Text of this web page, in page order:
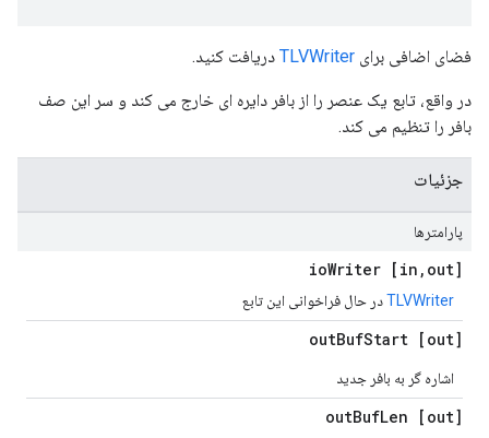
فضای اضافی برای TLVWriter دریافت کنید.
در واقع، تابع یک عنصر را از بافر دایره ای خارج می کند و سر این صف
بافر را تنظیم می کند.
جزئیات
پارامترها
[in
, out] io
Writer
TLVWriterدر حال فراخوانی این تابع
[out] out
BufStart
اشاره گر به بافر جدید
[out] out
BufLen